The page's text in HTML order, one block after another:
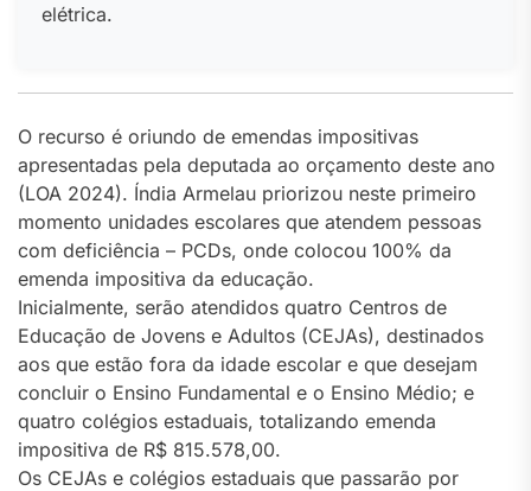
elétrica.
O recurso é oriundo de emendas impositivas
apresentadas pela deputada ao orçamento deste ano
(LOA 2024). Índia Armelau priorizou neste primeiro
momento unidades escolares que atendem pessoas
com deficiência – PCDs, onde colocou 100% da
emenda impositiva da educação.
Inicialmente, serão atendidos quatro Centros de
Educação de Jovens e Adultos (CEJAs), destinados
aos que estão fora da idade escolar e que desejam
concluir o Ensino Fundamental e o Ensino Médio; e
quatro colégios estaduais, totalizando emenda
impositiva de R$ 815.578,00.
Os CEJAs e colégios estaduais que passarão por